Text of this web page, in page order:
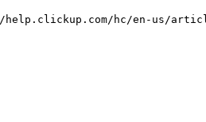
help.clickup.com/hc/en-us/